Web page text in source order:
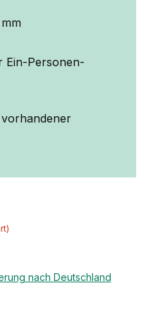
Ein-Personen-
nach Deutschland